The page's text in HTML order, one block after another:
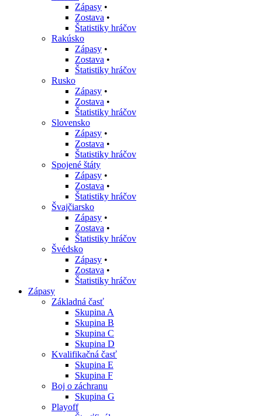
Zápasy •
Zostava •
Štatistiky hráčov
Rakúsko
Zápasy •
Zostava •
Štatistiky hráčov
Rusko
Zápasy •
Zostava •
Štatistiky hráčov
Slovensko
Zápasy •
Zostava •
Štatistiky hráčov
Spojené štáty
Zápasy •
Zostava •
Štatistiky hráčov
Švajčiarsko
Zápasy •
Zostava •
Štatistiky hráčov
Švédsko
Zápasy •
Zostava •
Štatistiky hráčov
Zápasy
Základná časť
Skupina A
Skupina B
Skupina C
Skupina D
Kvalifikačná časť
Skupina E
Skupina F
Boj o záchranu
Skupina G
Playoff